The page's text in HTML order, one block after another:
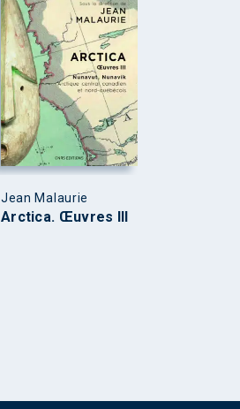
Jean Malaurie
Arctica. Œuvres III